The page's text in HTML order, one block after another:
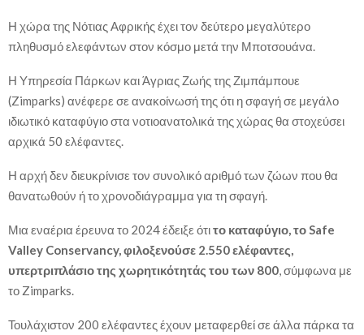
Η χώρα της Νότιας Αφρικής έχει τον δεύτερο μεγαλύτερο
πληθυσμό ελεφάντων στον κόσμο μετά την Μποτσουάνα.
Η Υπηρεσία Πάρκων και Άγριας Ζωής της Ζιμπάμπουε
(Zimparks) ανέφερε σε ανακοίνωσή της ότι η σφαγή σε μεγάλο
ιδιωτικό καταφύγιο στα νοτιοανατολικά της χώρας θα στοχεύσει
αρχικά 50 ελέφαντες.
Η αρχή δεν διευκρίνισε τον συνολικό αριθμό των ζώων που θα
θανατωθούν ή το χρονοδιάγραμμα για τη σφαγή.
Μια εναέρια έρευνα το 2024 έδειξε ότιτο καταφύγιο, το Safe
Valley Conservancy, φιλοξενούσε 2.550 ελέφαντες,
υπερτριπλάσιο της χωρητικότητάς του των 800 , σύμφωνα με
το Zimparks.
Τουλάχιστον 200 ελέφαντες έχουν μεταφερθεί σε άλλα πάρκα τα